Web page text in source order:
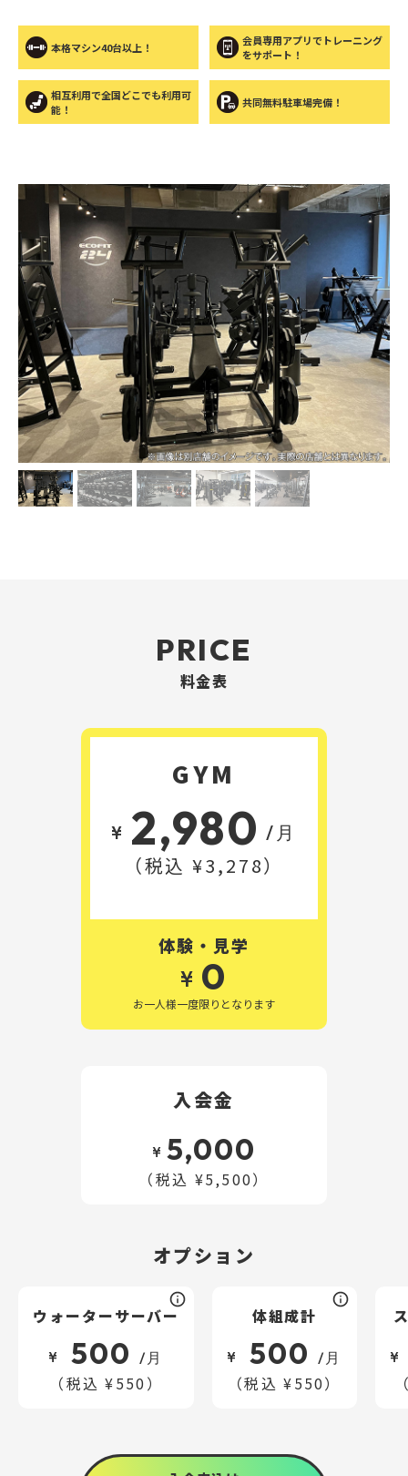
本格マシン40台以上！
会員専用アプリでトレーニング
をサポート！
相互利用で全国どこでも利用可
能！
共同無料駐車場完備！
PRICE
料金表
GYM
¥ 2,980 /月
（税込 ¥3,278）
体験・見学
¥ 0
お一人様一度限りとなります
入会金
¥ 5,000
（税込 ¥5,500）
オプション
ウォーターサーバー
¥ 500 /月
（税込 ¥550）
体組成計
¥ 500 /月
（税込 ¥550）
¥